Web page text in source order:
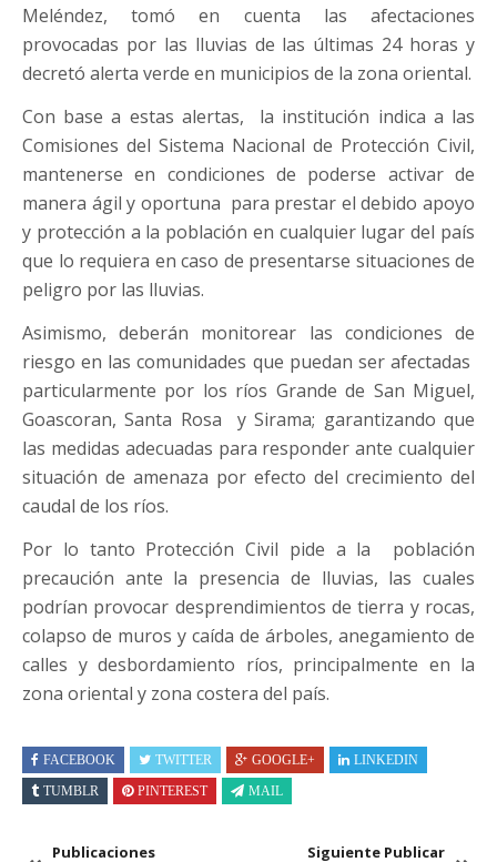
Meléndez, tomó en cuenta las afectaciones
provocadas por las lluvias de las últimas 24 horas y
decretó alerta verde en municipios de la zona oriental.
Con base a estas alertas, la institución indica a las
Comisiones del Sistema Nacional de Protección Civil,
mantenerse en condiciones de poderse activar de
manera ágil y oportuna para prestar el debido apoyo
y protección a la población en cualquier lugar del país
que lo requiera en caso de presentarse situaciones de
peligro por las lluvias.
Asimismo, deberán monitorear las condiciones de
riesgo en las comunidades que puedan ser afectadas
particularmente por los ríos Grande de San Miguel,
Goascoran, Santa Rosa y Sirama; garantizando que
las medidas adecuadas para responder ante cualquier
situación de amenaza por efecto del crecimiento del
caudal de los ríos.
Por lo tanto Protección Civil pide a la población
precaución ante la presencia de lluvias, las cuales
podrían provocar desprendimientos de tierra y rocas,
colapso de muros y caída de árboles, anegamiento de
calles y desbordamiento ríos, principalmente en la
zona oriental y zona costera del país.
FACEBOOK TWITTER GOOGLE+
LINKEDIN
TUMBLR
PINTEREST MAIL
Publicaciones
Siguiente Publicar